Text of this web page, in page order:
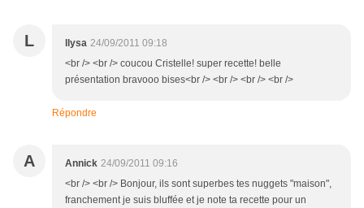
L llysa 24/09/2011 09:18
<br /> <br /> coucou Cristelle! super recette! belle
présentation bravooo bises<br /> <br /> <br /> <br />
Répondre
A Annick 24/09/2011 09:16
<br /> <br /> Bonjour, ils sont superbes tes nuggets "maison",
franchement je suis bluffée et je note ta recette pour un